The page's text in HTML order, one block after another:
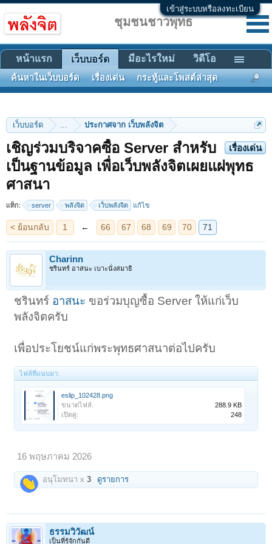
เข้าสู่ระบบหรือลงทะเบียน
เว็บบอร์ด ... ประกาศจาก เว็บพลังจิต
เรื่องเด่น
เชิญร่วมบริจาคซื้อ Server สำหรับ
เป็นฐานข้อมูล เพื่อเว็บพลังจิตเผยแผ่พุทธ
ศาสนา
แท็ก: server พลังจิต เว็บพลังจิต แก้ไข
< ย้อนกลับ 1 ← 66 67 68 69 70 71
Charinn
ชรินทร์ อาสนะ เบาะนั่งสมาธิ
ชรินทร์ อาสนะ ขอร่วมบุญซื้อ Server ให้แก่เว็บ
พลังจิตครับ
เพื่อประโยชน์แก่พระพุทธศาสนาต่อไปครับ
ไฟล์ที่แนบมา:
eslip_102428.png
ขนาดไฟล์:
288.9 KB
เปิดดู:
248
16 พฤษภาคม 2026
อนุโมทนา x3 ดูรายการ
ธรรมวิวัฒน์
เป็นที่รู้จักกันดี
ชุมชนชาวพุทธ
หน้าแรก เว็บบอร์ด
ค้นหาในเว็บบอร์ด เรื่องเด่น กระทู้และโพสต์ล่าสุด
มีอะไรใหม่ วิดีโอ